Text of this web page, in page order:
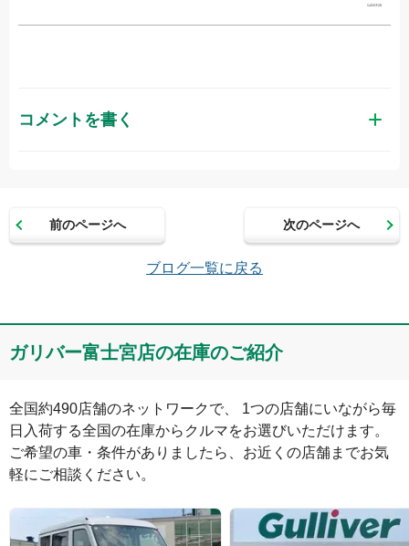
コメントを書く
メールアドレス（半角英数）
コメント
前のページへ 次のページへ
ブログ一覧に戻る
ガリバー富士宮店の在庫のご紹介
全国約490店舗のネットワークで、 1つの店舗にいながら毎
日入荷する全国の在庫からクルマをお選びいただけます。
ご希望の車・条件がありましたら、お近くの店舗までお気
軽にご相談ください。